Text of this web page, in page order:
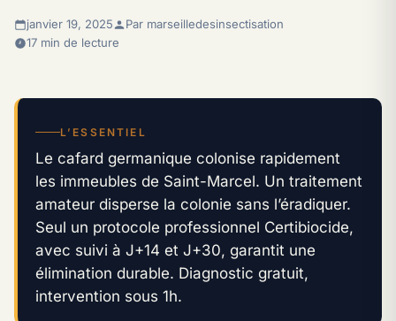
janvier 19, 2025
Par marseilledesinsectisation
17 min de lecture
L’ESSENTIEL
Le cafard germanique colonise rapidement
les immeubles de Saint-Marcel. Un traitement
amateur disperse la colonie sans l’éradiquer.
Seul un protocole professionnel Certibiocide,
avec suivi à J+14 et J+30, garantit une
élimination durable. Diagnostic gratuit,
intervention sous 1h.